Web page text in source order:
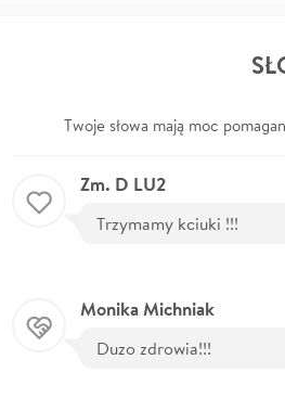
Twoje słowa mają moc
Zm. D LU2
Trzymamy kciuki !!!
Monika Michniak
Duzo zdrowia!!!